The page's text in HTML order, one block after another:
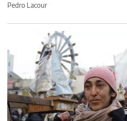
Pedro Lacour